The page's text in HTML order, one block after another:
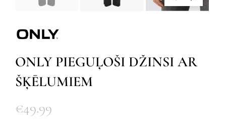
ONLY PIEGUĻOŠI DŽINSI AR
ŠĶĒLUMIEM
€49.99